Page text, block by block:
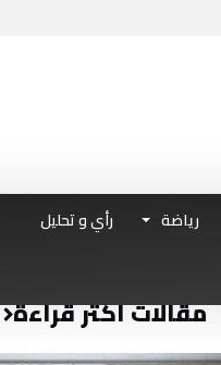
رياضة
رأي و تحليل
مقالات أكثر قراءة